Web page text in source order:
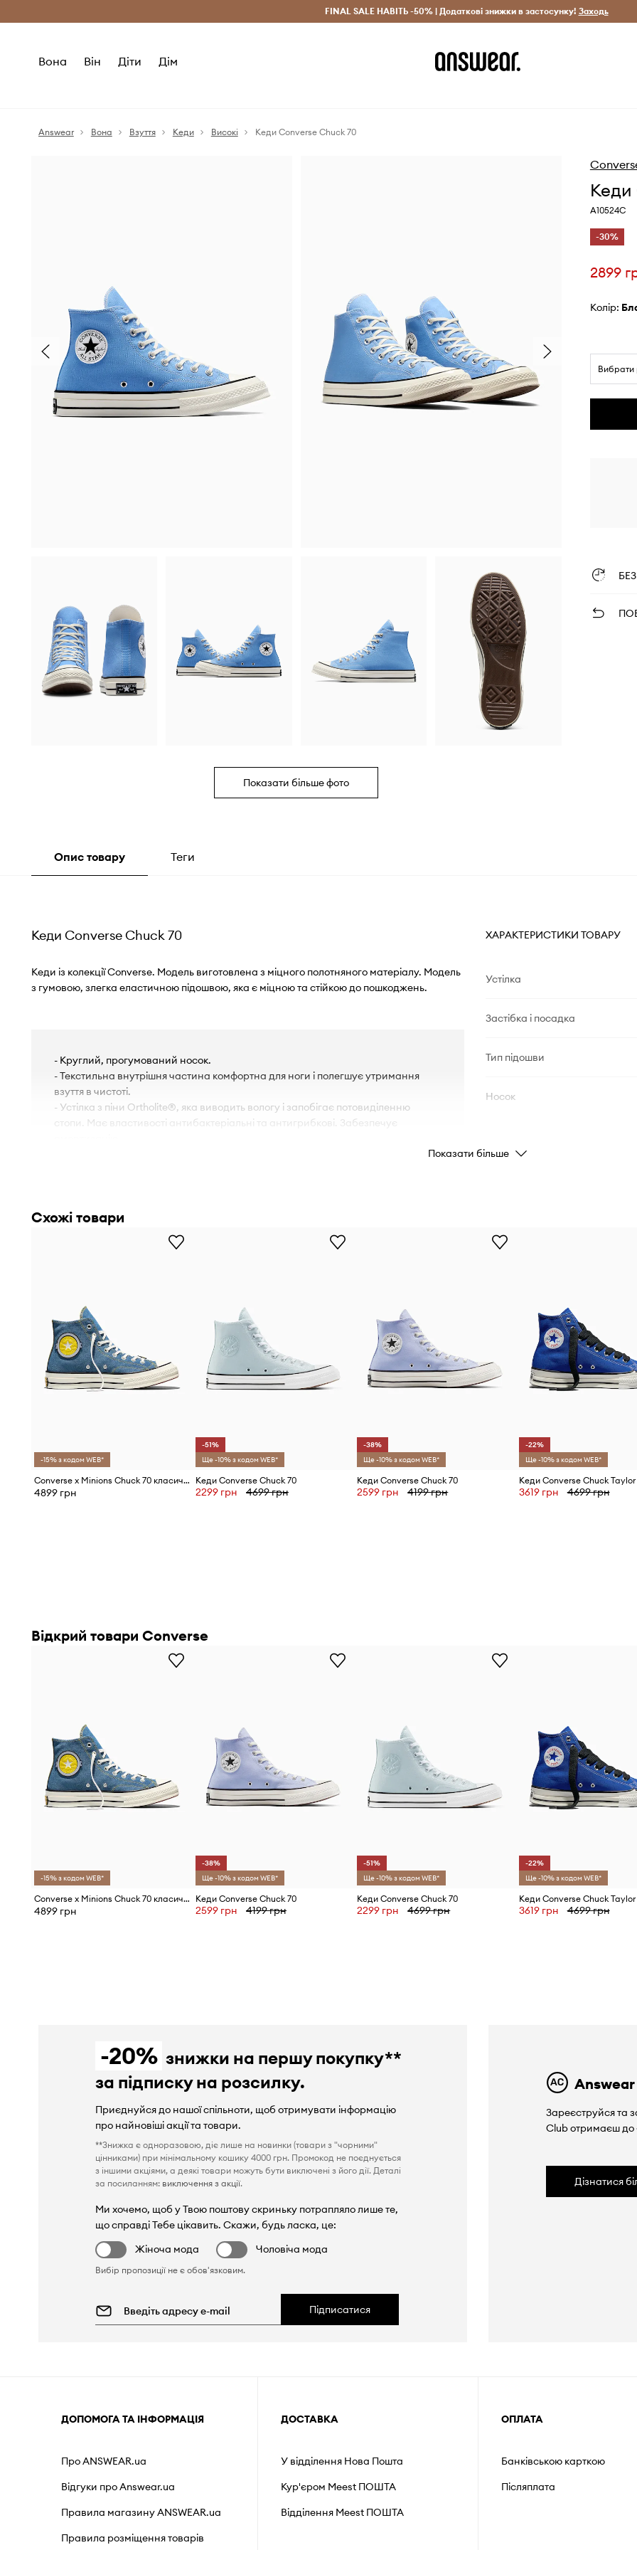
Безкоштовна доставка з ЄС (від 2800 грн) Лише оригінальні товари Заощаджуй з Answear Club
FINAL SALE НАВІТЬ -50% | Додаткові знижки в застосунку! Заходь
Вона Він Діти Дім
Answear Вона Взуття Кеди Високі Кеди Converse Chuck 70
Показати більше фото
Кеди
A10524C
-30%
2899
Колір:
Вибрати
Опис товару Теги
Кеди Converse Chuck 70
Кеди із колекції Converse. Модель виготовлена з міцного полотняного матеріалу. Модель
з гумовою, злегка еластичною підошвою, яка є міцною та стійкою до пошкоджень.
- Круглий, прогумований носок.
- Текстильна внутрішня частина комфортна для ноги і полегшує утримання
взуття в чистоті.
- Устілка з піни Ortholite®, яка виводить вологу і запобігає потовиділенню
стопи. Має властивості антибактеріальні та антигрибкові. Забезпечує
ХАРАКТЕРИСТИКИ ТОВАРУ
Устілка
Застібка і посадка
Тип підошви
Носок
ІНФОРМАЦІЯ ПРО ТОВАР
Колір виробника
Показати більше
Схожі товари
-15% з кодом WEB*
Converse x Minions Chuck 70 класичні кеди
4899 грн
-51%
Ще -10% з кодом WEB*
Кеди Converse Chuck 70
2299 грн 4699 грн
-38%
Ще -10% з кодом WEB*
Кеди Converse Chuck 70
2599 грн 4199 грн
-22%
Ще -10% з кодом WEB*
3619 грн 4699 грн
Відкрий товари Converse
-15% з кодом WEB*
Converse x Minions Chuck 70 класичні кеди
4899 грн
-38%
Ще -10% з кодом WEB*
Кеди Converse Chuck 70
2599 грн 4199 грн
-51%
Ще -10% з кодом WEB*
Кеди Converse Chuck 70
2299 грн 4699 грн
-22%
Ще -10% з кодом WEB*
3619 грн 4699 грн
-20% знижки на першу покупку**
за підписку на розсилку.
Приєднуйся до нашої спільноти, щоб отримувати інформацію
про найновіші акції та товари.
**Знижка є одноразовою, діє лише на новинки (товари з "чорними"
цінниками) при мінімальному кошику 4000 грн. Промокод не поєднується
з іншими акціями, а деякі товари можуть бути виключені з його дії. Деталі
за посиланням: виключення з акції.
Ми хочемо, щоб у Твою поштову скриньку потрапляло лише те,
що справді Тебе цікавить. Скажи, будь ласка, це:
Жіноча мода
Чоловіча мода
Вибір пропозиції не є обов'язковим.
Підписатися
Зареєструйся та
Club отримаєш до
Дізнатися
ДОПОМОГА ТА ІНФОРМАЦІЯ
Про ANSWEAR.ua
Відгуки про Answear.ua
Правила магазину ANSWEAR.ua
Правила розміщення товарів
ДОСТАВКА
У відділення Нова Пошта
Кур'єром Meest ПОШТА
Відділення Мeest ПОШТА
ОПЛАТА
Банківською карткою
Післяплата